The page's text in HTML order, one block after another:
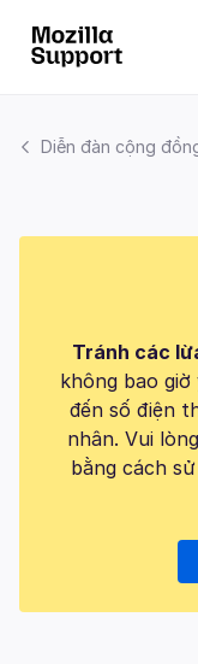
Diễn đàn cộng
Tránh các
không bao
đến số điện
nhân. Vui
bằng cách